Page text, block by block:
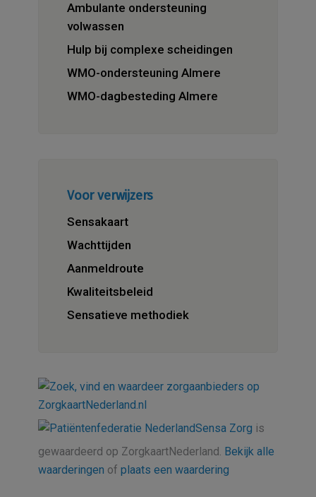
Ambulante ondersteuning
volwassen
Hulp bij complexe scheidingen
WMO-ondersteuning Almere
WMO-dagbesteding Almere
Voor verwijzers
Sensakaart
Wachttijden
Aanmeldroute
Kwaliteitsbeleid
Sensatieve methodiek
Sensa Zorg is
gewaardeerd op ZorgkaartNederland. Bekijk alle
waarderingen of plaats een waardering